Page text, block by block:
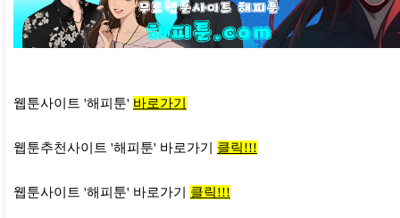
웹툰사이트 '해피툰' 바로가기
웹툰추천사이트 '해피툰' 바로가기 클릭!!!
웹툰사이트 '해피툰' 바로가기 클릭!!!